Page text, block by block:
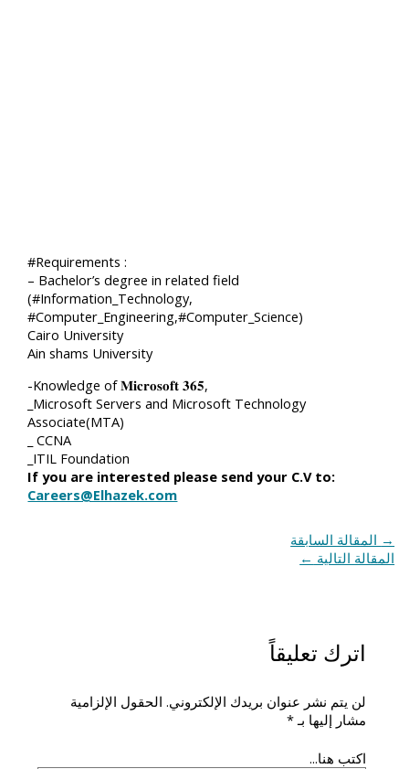
#Requirements :
– Bachelor’s degree in related field
(#Information_Technology,
#Computer_Engineering,#Computer_Science)
Cairo University
Ain shams University
-Knowledge of 𝐌𝐢𝐜𝐫𝐨𝐬𝐨𝐟𝐭 𝟑𝟔𝟓,
_Microsoft Servers and Microsoft Technology
Associate(MTA)
_ CCNA
_ITIL Foundation
If you are interested please send your C.V to:
Careers@Elhazek.com
→ المقالة السابقة
المقالة التالية ←
اترك تعليقاً
لن يتم نشر عنوان بريدك الإلكتروني. الحقول الإلزامية
مشار إليها بـ*
اكتب هنا...